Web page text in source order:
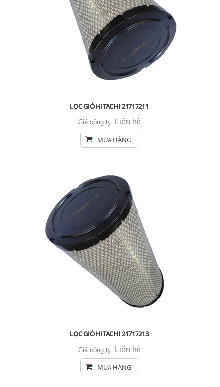
LỌC GIÓ HITACHI 21717211
Giá công ty: Liên hệ
MUA HÀNG
LỌC GIÓ HITACHI 21717213
Giá công ty: Liên hệ
MUA HÀNG